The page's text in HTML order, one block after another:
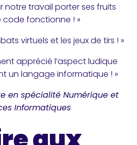
notre travail porter ses fruits
code fonctionne ! »
virtuels et les jeux de tirs ! »
apprécié l’aspect ludique
un langage informatique ! »
en spécialité Numérique et
Informatiques